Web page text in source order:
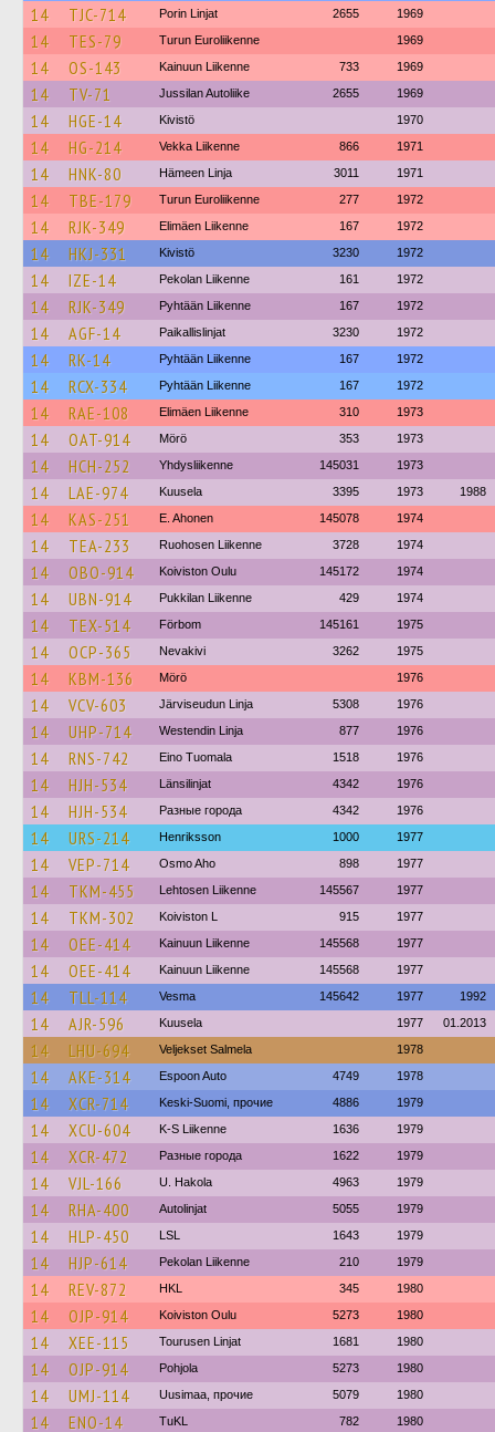
14 TJC-714 Porin Linjat 2655 1969
14 TES-79 Turun Euroliikenne 1969
14 OS-143 Kainuun Liikenne 733 1969
14 TV-71 Jussilan Autoliike 2655 1969
14 HGE-14 Kivistö 1970
14 HG-214 Vekka Liikenne 866 1971
14 HNK-80 Hämeen Linja 3011 1971
14 TBE-179 Turun Euroliikenne 277 1972
14 RJK-349 Elimäen Liikenne 167 1972
14 HKJ-331 Kivistö 3230 1972
14 IZE-14 Pekolan Liikenne 161 1972
14 RJK-349 Pyhtään Liikenne 167 1972
14 AGF-14 Paikallislinjat 3230 1972
14 RK-14 Pyhtään Liikenne 167 1972
14 RCX-334 Pyhtään Liikenne 167 1972
14 RAE-108 Elimäen Liikenne 310 1973
14 OAT-914 Mörö 353 1973
14 HCH-252 Yhdysliikenne 145031 1973
14 LAE-974 Kuusela 3395 1973 1988
14 KAS-251 E. Ahonen 145078 1974
14 TEA-233 Ruohosen Liikenne 3728 1974
14 OBO-914 Koiviston Oulu 145172 1974
14 UBN-914 Pukkilan Liikenne 429 1974
14 TEX-514 Förbom 145161 1975
14 OCP-365 Nevakivi 3262 1975
14 KBM-136 Mörö 1976
14 VCV-603 Järviseudun Linja 5308 1976
14 UHP-714 Westendin Linja 877 1976
14 RNS-742 Eino Tuomala 1518 1976
14 HJH-534 Länsilinjat 4342 1976
14 HJH-534 Разные города 4342 1976
14 URS-214 Henriksson 1000 1977
14 VEP-714 Osmo Aho 898 1977
14 TKM-455 Lehtosen Liikenne 145567 1977
14 TKM-302 Koiviston L 915 1977
14 OEE-414 Kainuun Liikenne 145568 1977
14 OEE-414 Kainuun Liikenne 145568 1977
14 TLL-114 Vesma 145642 1977 1992
14 AJR-596 Kuusela 1977 01.2013
14 LHU-694 Veljekset Salmela 1978
14 AKE-314 Espoon Auto 4749 1978
14 XCR-714 Keski-Suomi, прочие 4886 1979
14 XCU-604 K-S Liikenne 1636 1979
14 XCR-472 Разные города 1622 1979
14 VJL-166 U. Hakola 4963 1979
14 RHA-400 Autolinjat 5055 1979
14 HLP-450 LSL 1643 1979
14 HJP-614 Pekolan Liikenne 210 1979
14 REV-872 HKL 345 1980
14 OJP-914 Koiviston Oulu 5273 1980
14 XEE-115 Tourusen Linjat 1681 1980
14 OJP-914 Pohjola 5273 1980
14 UMJ-114 Uusimaa, прочие 5079 1980
14 ENO-14 TuKL 782 1980